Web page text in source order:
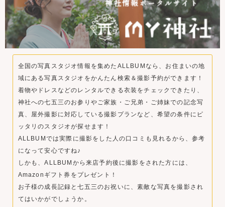
全国の写真スタジオ情報を集めたALLBUMなら、お住まいの地
域にある写真スタジオをかんたん検索＆撮影予約ができます！
着物やドレスなどのレンタルできる衣装をチェックできたり、
神社への七五三のお参りやご家族・ご兄弟・ご姉妹での記念写
真、屋外撮影に対応している撮影プランなど、希望の条件にピ
ッタリのスタジオが探せます！
ALLBUMでは実際に撮影をした人の口コミも見れるから、参考
になって安心ですね♪
しかも、ALLBUMから来店予約後に撮影をされた方には、
Amazonギフト券をプレゼント！
お子様の成長記録と七五三のお祝いに、素敵な写真を撮影され
てはいかがでしょうか。